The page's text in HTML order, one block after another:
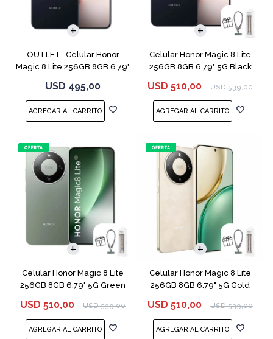
OUTLET- Celular Honor
Magic 8 Lite 256GB 8GB 6.79"
USD 495,00
Celular Honor Magic 8 Lite
256GB 8GB 6.79" 5G Black
USD 510,00 USD 539,00
COMPARAR
Celular Honor Magic 8 Lite
256GB 8GB 6.79" 5G Green
USD 510,00 USD 539,00
COMPARAR
Celular Honor Magic 8 Lite
256GB 8GB 6.79" 5G Gold
USD 510,00 USD 539,00
COMPARAR